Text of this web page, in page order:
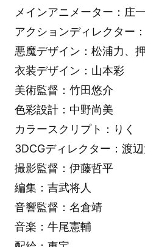
メインアニメーター：庄一
アクションディレクター
悪魔デザイン：松浦力、
衣装デザイン：山本彩
美術監督：竹田悠介
色彩設計：中野尚美
カラースクリプト：りく
3DCGディレクター：渡
撮影監督：伊藤哲平
編集：吉武将人
音響監督：名倉靖
音楽：牛尾憲輔